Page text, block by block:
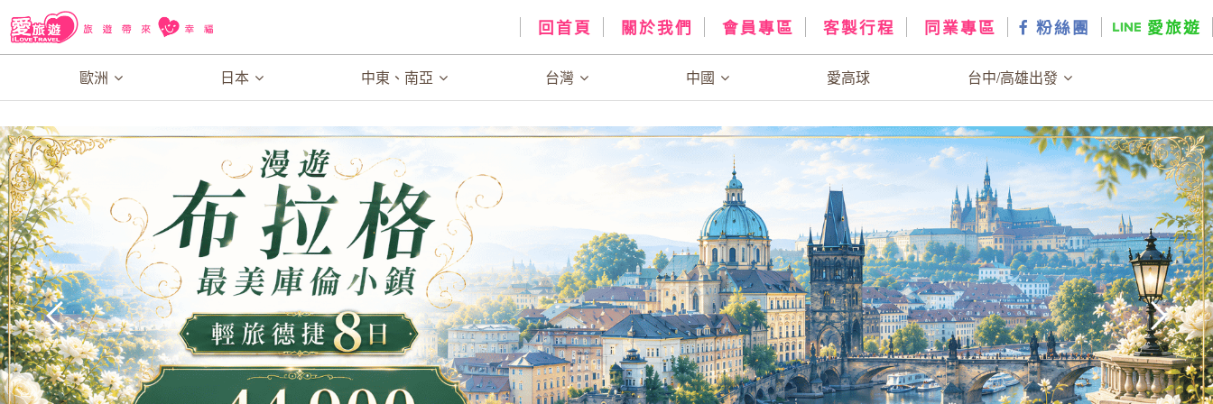
回首頁 關於我們 會員專區 客製行程 同業專區 粉絲團 愛旅遊
歐洲 日本 中東、南亞 台灣 中國 愛高球 台中/高雄出發